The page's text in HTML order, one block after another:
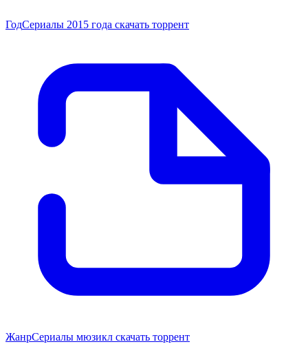
ГодСериалы 2015 года скачать торрент
ЖанрСериалы мюзикл скачать торрент